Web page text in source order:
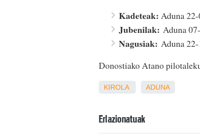
Kadeteak: Aduna
Jubenilak: Aduna
Nagusiak: Aduna
Donostiako Atano
KIROLA ADUNA
Erlazionatuak